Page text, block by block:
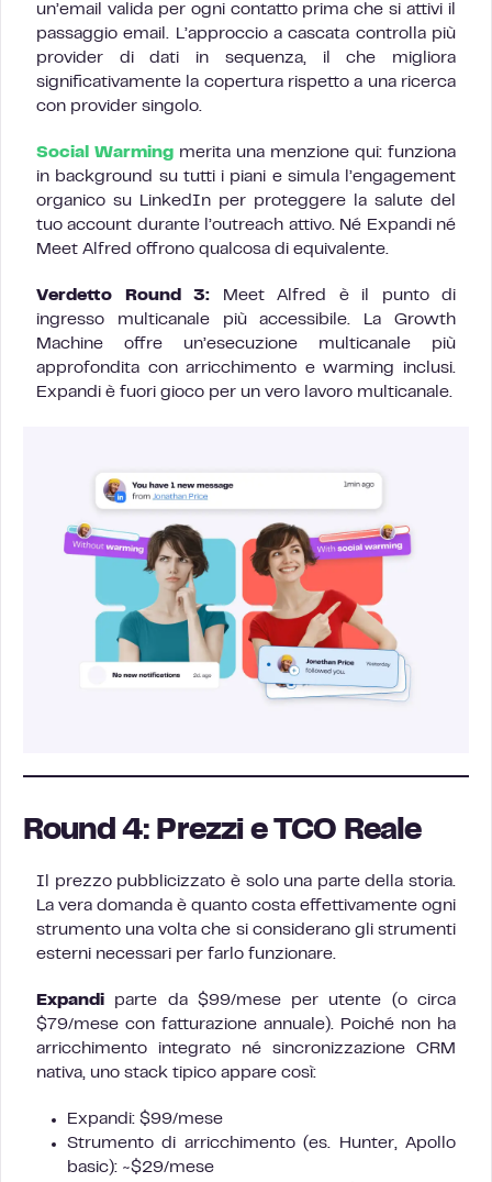
un’email valida per ogni contatto prima che si attivi il
passaggio email. L’approccio a cascata controlla più
provider di dati in sequenza, il che migliora
significativamente la copertura rispetto a una ricerca
con provider singolo.
Social Warming merita una menzione qui: funziona
in background su tutti i piani e simula l’engagement
organico su LinkedIn per proteggere la salute del
tuo account durante l’outreach attivo. Né Expandi né
Meet Alfred offrono qualcosa di equivalente.
Verdetto Round 3: Meet Alfred è il punto di
ingresso multicanale più accessibile. La Growth
Machine offre un’esecuzione multicanale più
approfondita con arricchimento e warming inclusi.
Expandi è fuori gioco per un vero lavoro multicanale.
Round 4: Prezzi e TCO Reale
Il prezzo pubblicizzato è solo una parte della storia.
La vera domanda è quanto costa effettivamente ogni
strumento una volta che si considerano gli strumenti
esterni necessari per farlo funzionare.
Expandi parte da $99/mese per utente (o circa
$79/mese con fatturazione annuale). Poiché non ha
arricchimento integrato né sincronizzazione CRM
nativa, uno stack tipico appare così:
Expandi: $99/mese
Strumento di arricchimento (es. Hunter, Apollo
basic): ~$29/mese